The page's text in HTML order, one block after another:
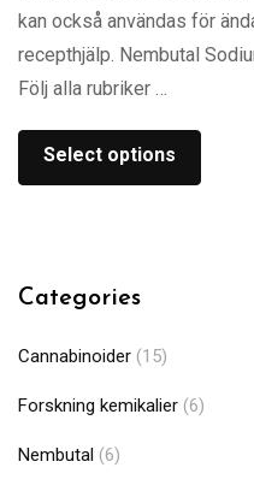
kan också användas för
recepthjälp. Nembutal
Följ alla rubriker …
Select options
Categories
Cannabinoider (15)
Forskning kemikalier (6)
Nembutal (6)